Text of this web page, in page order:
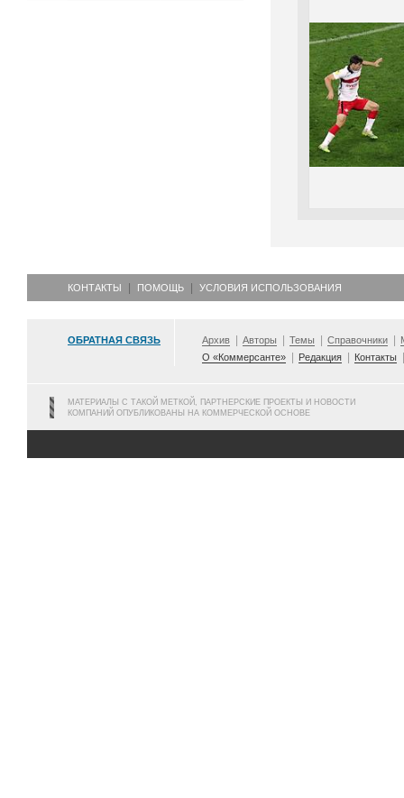
КОНТАКТЫ ПОМОЩЬ УСЛОВИЯ ИСПОЛЬЗОВАНИЯ
ОБРАТНАЯ СВЯЗЬ Архив Авторы Темы Справочники
О «Коммерсанте»
Редакция Контакты
МАТЕРИАЛЫ С ТАКОЙ МЕТКОЙ, ПАРТНЕРСКИЕ ПРОЕКТЫ И НОВОСТИ
КОМПАНИЙ ОПУБЛИКОВАНЫ НА КОММЕРЧЕСКОЙ ОСНОВЕ